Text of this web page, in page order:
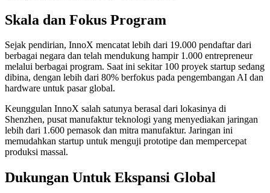
Skala dan Fokus Program
Sejak pendirian, InnoX mencatat lebih dari 19.000 pendaftar dari
berbagai negara dan telah mendukung hampir 1.000 entrepreneur
melalui berbagai program. Saat ini sekitar 100 proyek startup sedang
dibina, dengan lebih dari 80% berfokus pada pengembangan AI dan
hardware untuk pasar global.
Keunggulan InnoX salah satunya berasal dari lokasinya di
Shenzhen, pusat manufaktur teknologi yang menyediakan jaringan
lebih dari 1.600 pemasok dan mitra manufaktur. Jaringan ini
memudahkan startup untuk menguji prototipe dan mempercepat
produksi massal.
Dukungan Untuk Ekspansi Global